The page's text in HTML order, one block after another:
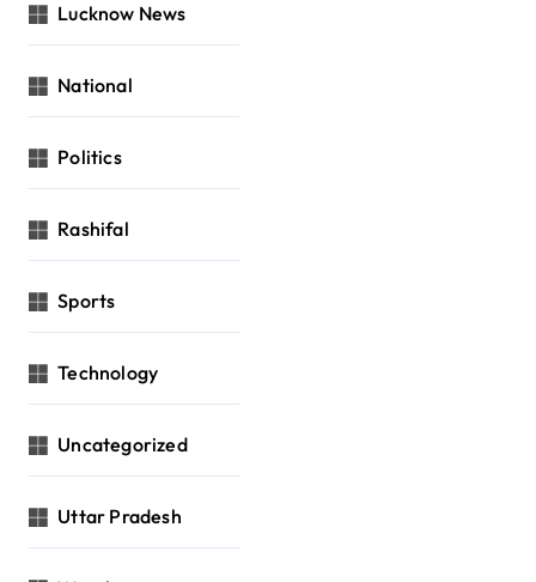
Lucknow News
National
Politics
Rashifal
Sports
Technology
Uncategorized
Uttar Pradesh